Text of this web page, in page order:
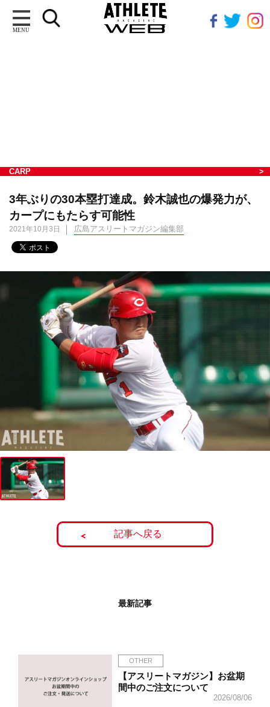
MENU
CARP
3年ぶりの30本塁打達成。鈴木誠也の爆発力が、
カープにもたらす可能性
2021年10月3日 広島アスリートマガジン編集部
記事へ戻る
最新記事
OTHER
【アスリートマガジン】お盆期
間中のご注文について
2026/08/06